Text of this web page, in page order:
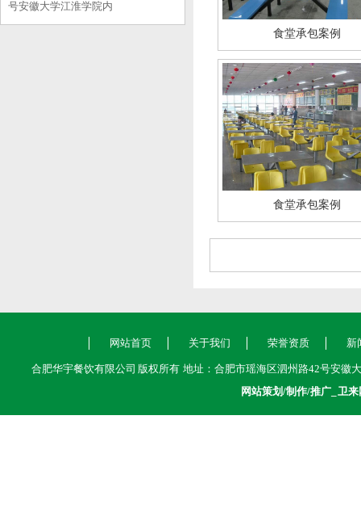
号安徽大学江淮学院内
食堂承包案例
食堂承包案例
网站首页 关于我们 荣誉资质 新
合肥华宇餐饮有限公司 版权所有 地址：合肥市瑶海区泗州路42号安徽
网站策划/制作/推广_卫